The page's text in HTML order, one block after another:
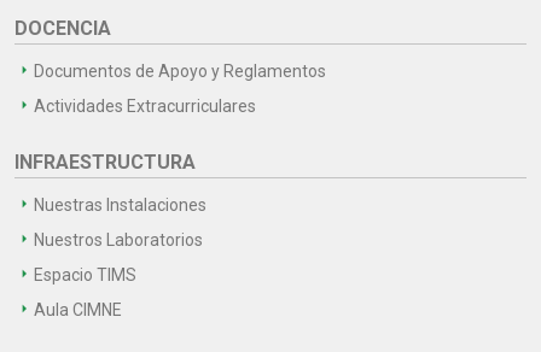
DOCENCIA
Documentos de Apoyo y Reglamentos
Actividades Extracurriculares
INFRAESTRUCTURA
Nuestras Instalaciones
Nuestros Laboratorios
Espacio TIMS
Aula CIMNE